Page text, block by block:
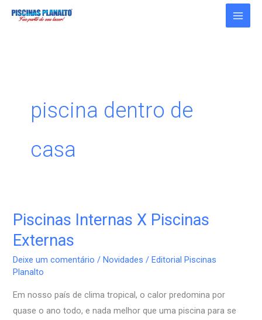
piscina dentro de
casa
Piscinas Internas X Piscinas
Externas
Deixe um comentário /Novidades /Editorial Piscinas
Planalto
Em nosso país de clima tropical, o calor predomina por
quase o ano todo, e nada melhor que uma piscina para se
Piscinas
Internas
X
Piscinas